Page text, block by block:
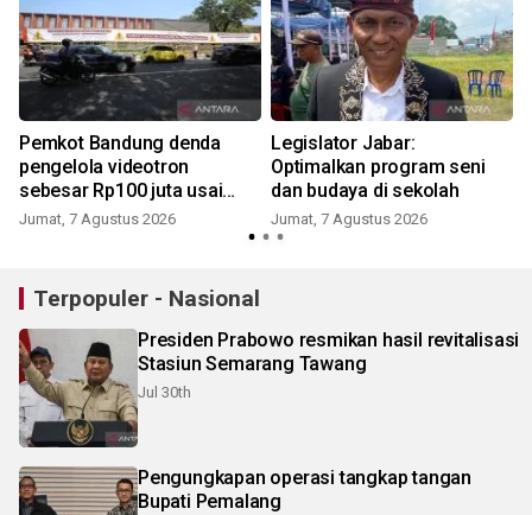
Pemkot Bandung denda
pengelola videotron
sebesar Rp100 juta usai
tebang pohon Jalan Riau
Jumat, 7 Agustus 2026
Legislator Jabar:
Optimalkan program seni
dan budaya di sekolah
Jumat, 7 Agustus 2026
Terpopuler - Nasional
Presiden Prabowo resmikan hasil revitalisasi
Stasiun Semarang Tawang
Jul 30th
Pengungkapan operasi tangkap tangan
Bupati Pemalang